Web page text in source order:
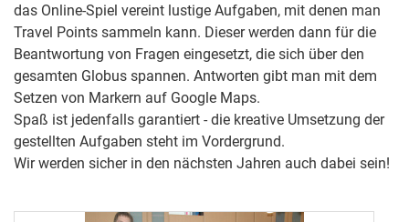
das Online-Spiel vereint lustige Aufgaben, mit denen man
Travel Points sammeln kann. Dieser werden dann für die
Beantwortung von Fragen eingesetzt, die sich über den
gesamten Globus spannen. Antworten gibt man mit dem
Setzen von Markern auf Google Maps.
Spaß ist jedenfalls garantiert - die kreative Umsetzung der
gestellten Aufgaben steht im Vordergrund.
Wir werden sicher in den nächsten Jahren auch dabei sein!